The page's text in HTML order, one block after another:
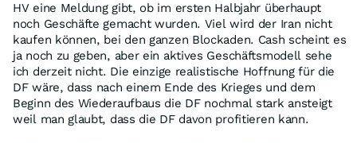
Branchenkenntnissen auch nicht hinbekommen.
HV eine Meldung gibt, ob im ersten Halbjahr überhaupt
noch Geschäfte gemacht wurden. Viel wird der Iran nicht
kaufen können, bei den ganzen Blockaden. Cash scheint es
ja noch zu geben, aber ein aktives Geschäftsmodell sehe
ich derzeit nicht. Die einzige realistische Hoffnung für die
DF wäre, dass nach einem Ende des Krieges und dem
Beginn des Wiederaufbaus die DF nochmal stark ansteigt
weil man glaubt, dass die DF davon profitieren kann.